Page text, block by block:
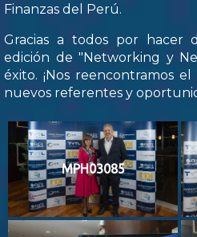
Finanzas del Perú.
Gracias a todos por hacer
edición de "Networking y
éxito. ¡Nos reencontramos
nuevos referentes y
MPH03085